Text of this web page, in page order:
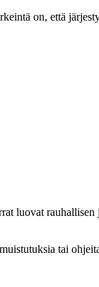
on, että
luovat
tai